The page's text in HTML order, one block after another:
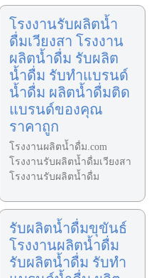
โรงงานรับผลิตน้ำ
ดื่มเวียงสา โรงงาน
ผลิตน้ำดื่ม รับผลิต
น้ำดื่ม รับทำแบรนด์
น้ำดื่ม ผลิตน้ำดื่มติด
แบรนด์ของคุณ
ราคาถูก
โรงงานผลิตน้ำดื่ม.com
โรงงานรับผลิตน้ำดื่มเวียงสา
โรงงานรับผลิตน้ำดื่ม
รับผลิตน้ำดื่มขุขันธ์
โรงงานผลิตน้ำดื่ม
รับผลิตน้ำดื่ม รับทำ